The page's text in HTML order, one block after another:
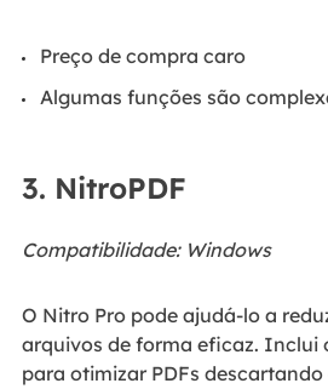
Preço de compra caro
Algumas funções são
3. NitroPDF
Compatibilidade: Windows
O Nitro Pro pode ajudá-lo a
arquivos de forma eficaz. Inclui
para otimizar PDFs